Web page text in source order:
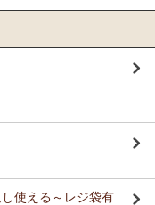
使える～レジ袋有